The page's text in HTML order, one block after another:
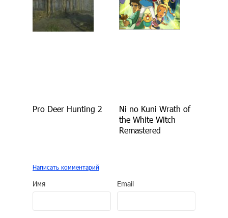
Pro Deer Hunting 2
Ni no Kuni Wrath of
the White Witch
Remastered
Написать комментарий
Имя Email